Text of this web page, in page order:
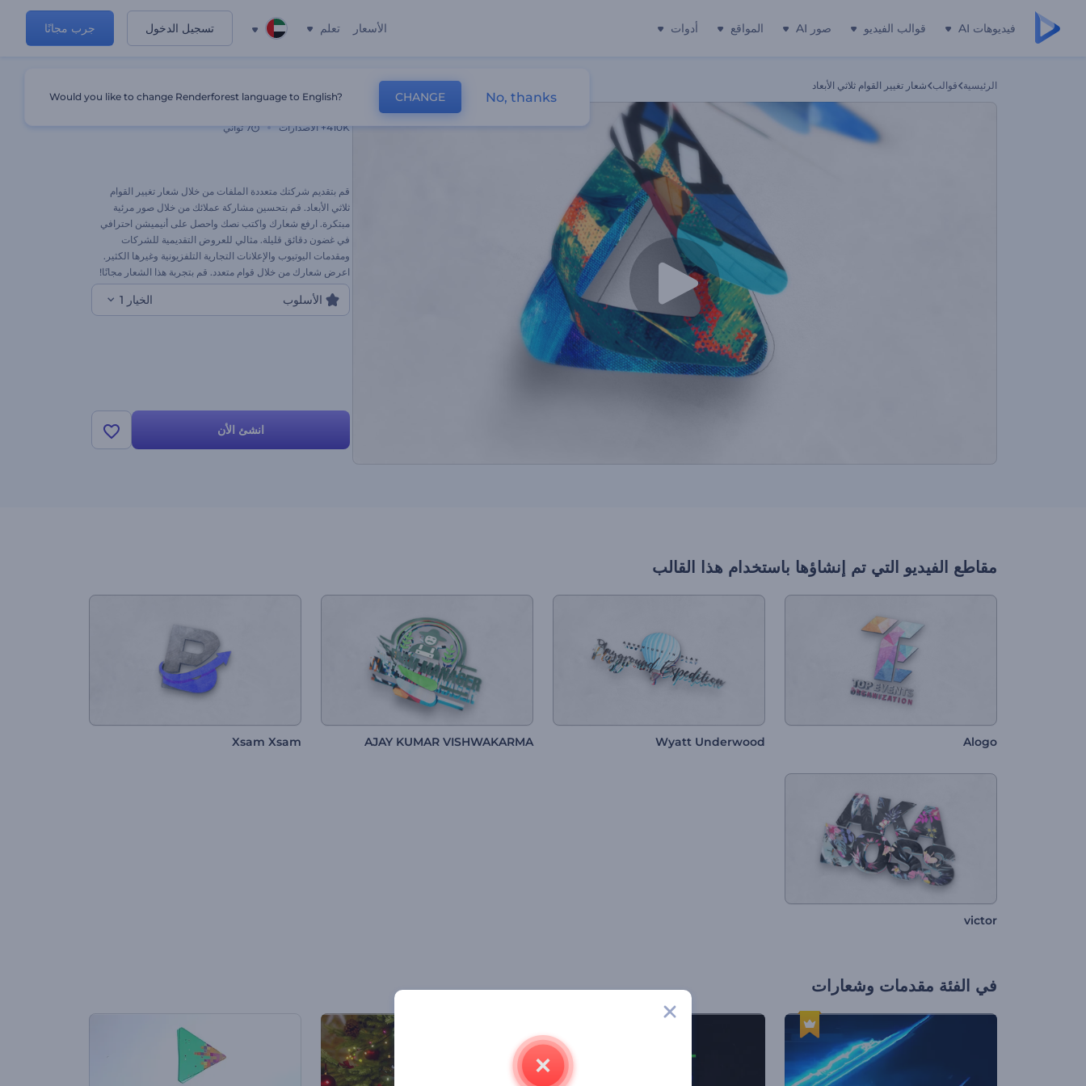
فيديوهات AI قوالب الفيديو صور AI المواقع أدوات الأسعار تعلم تسجيل الدخول جرب مجانًا
الرئيسية قوالب شعار تغيير القوام ثلاثي الأبعاد
410K+ الاصدارات 7 ثواني
قم بتقديم شركتك متعددة الملفات من خلال شعار تغيير القوام
ثلاثي الأبعاد. قم بتحسين مشاركة عملائك من خلال صور مرئية
مبتكرة. ارفع شعارك واكتب نصك واحصل على أنيميشن احترافي
في غضون دقائق قليلة. مثالي للعروض التقديمية للشركات
ومقدمات اليوتيوب والإعلانات التجارية التلفزيونية وغيرها الكثير.
اعرض شعارك من خلال قوام متعدد. قم بتجربة هذا الشعار مجانًا!
الأسلوب الخيار 1
انشئ الأن
مقاطع الفيديو التي تم إنشاؤها باستخدام هذا القالب
Alogo
Wyatt Underwood
AJAY KUMAR VISHWAKARMA
Xsam Xsam
victor
في الفئة مقدمات وشعارات
Would you like to change Renderforest language to English? CHANGE No, thanks